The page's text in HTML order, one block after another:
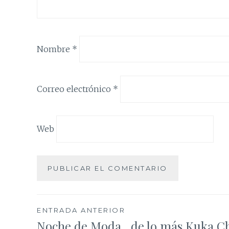
Nombre *
Correo electrónico *
Web
Navegación
ENTRADA ANTERIOR